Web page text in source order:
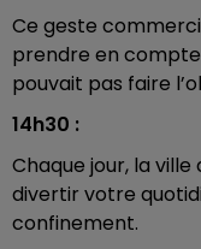
Ce geste
prendre en compte
pouvait pas faire
14h30 :
Chaque jour, la
divertir votre
confinement.